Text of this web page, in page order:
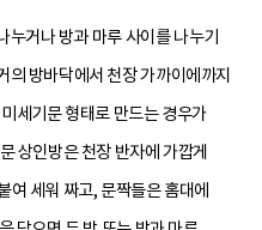
거나 방과 마루 사이를 나누기
의 방바닥에서 천장 가까이에까지
세기문 형태로 만드는 경우가
상인방은 천장 반자에 가깝게
여 세워 짜고, 문짝들은 홈대에